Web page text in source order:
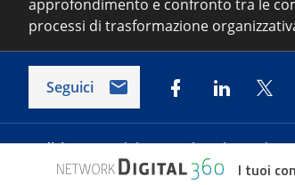
approfondimento e confronto tra le
processi di trasformazione
Seguici
Indirizzo:Via del Porto Fluviale 67/d –
I tuoi